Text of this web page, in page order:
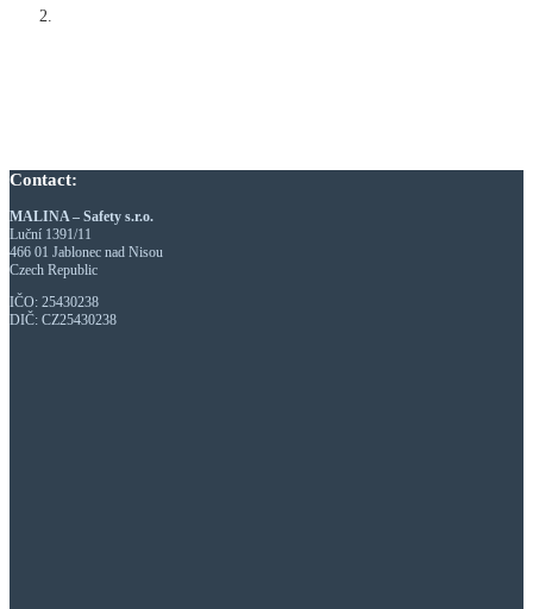
Contact:
MALINA – Safety s.r.o.
Luční 1391/11
466 01 Jablonec nad Nisou
Czech Republic
IČO: 25430238
DIČ: CZ25430238